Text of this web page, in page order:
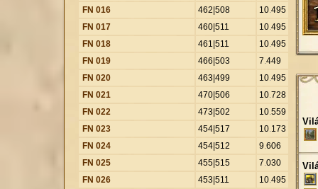
FN 016
462|508 10.495
FN 017
460|511 10.495
FN 018
461|511 10.495
FN 019
466|503 7.449
FN 020
463|499 10.495
FN 021
470|506 10.728
FN 022
473|502 10.559
FN 023
454|517 10.173
FN 024
454|512 9.606
FN 025
455|515 7.030
FN 026
453|511 10.495